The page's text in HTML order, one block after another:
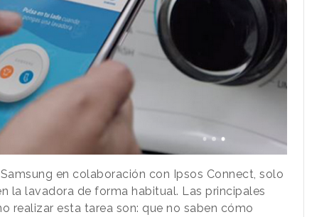
en colaboración con Ipsos Connect, solo
la lavadora de forma habitual. Las principales
realizar esta tarea son: que no saben cómo